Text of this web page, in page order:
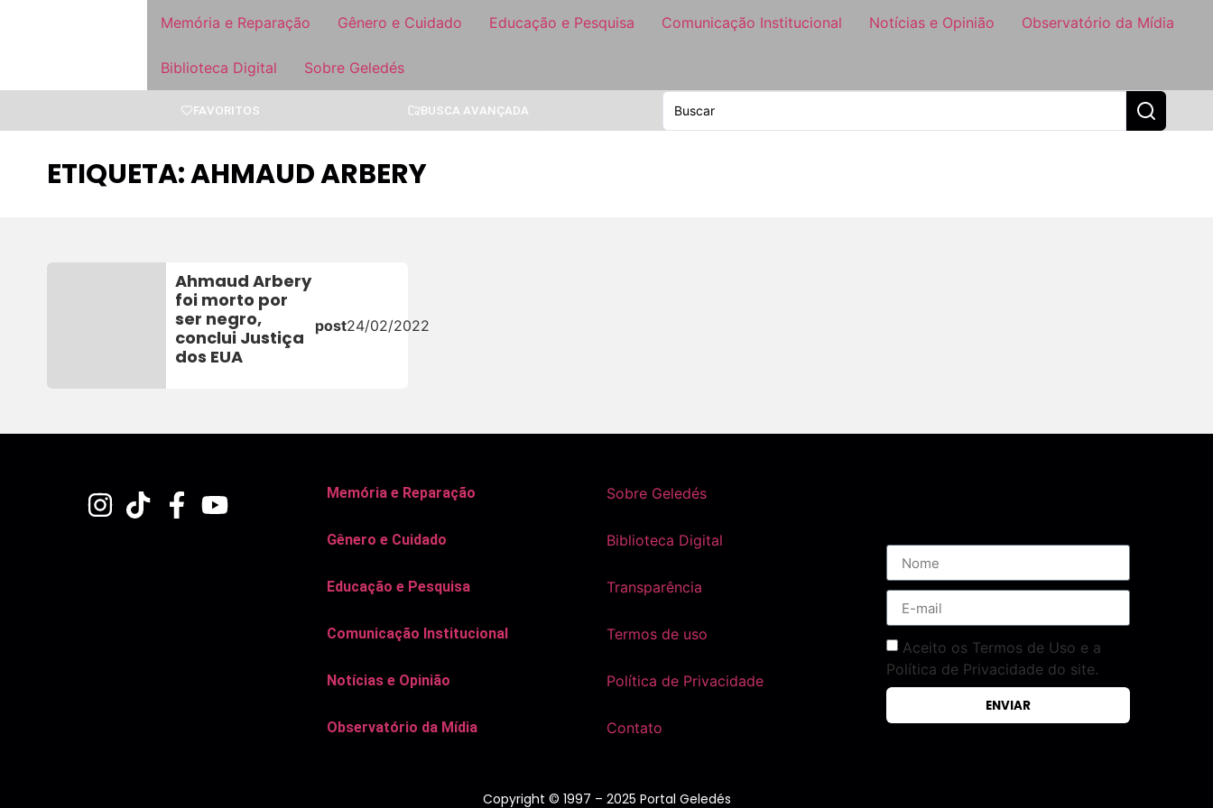
Memória e Reparação Gênero e Cuidado Educação e Pesquisa Comunicação Institucional Notícias e Opinião Observatório da Mídia
Biblioteca Digital Sobre Geledés
FAVORITOS BUSCA AVANÇADA
ETIQUETA: AHMAUD ARBERY
Ahmaud Arbery
foi morto por
ser negro,
conclui Justiça
dos EUA
post24/02/2022
Memória e Reparação
Gênero e Cuidado
Educação e Pesquisa
Comunicação Institucional
Notícias e Opinião
Observatório da Mídia
Sobre Geledés
Biblioteca Digital
Transparência
Termos de uso
Política de Privacidade
Contato
Aceito os Termos de Uso e a
Política de Privacidade do site.
ENVIAR
Copyright © 1997 – 2025 Portal Geledés